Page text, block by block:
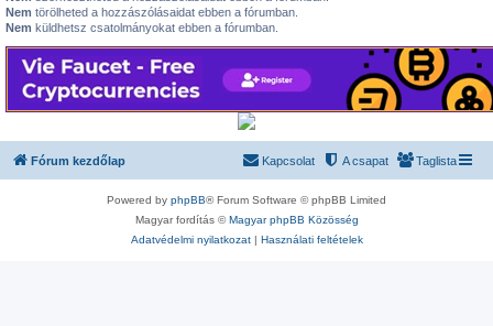
Nem törölheted a hozzászólásaidat ebben a fórumban.
Nem küldhetsz csatolmányokat ebben a fórumban.
Fórum kezdőlap Taglista
A csapat
Kapcsolat
Powered by phpBB® Forum Software © phpBB Limited
Magyar fordítás ©Magyar phpBB Közösség
Adatvédelmi nyilatkozat| Használati feltételek